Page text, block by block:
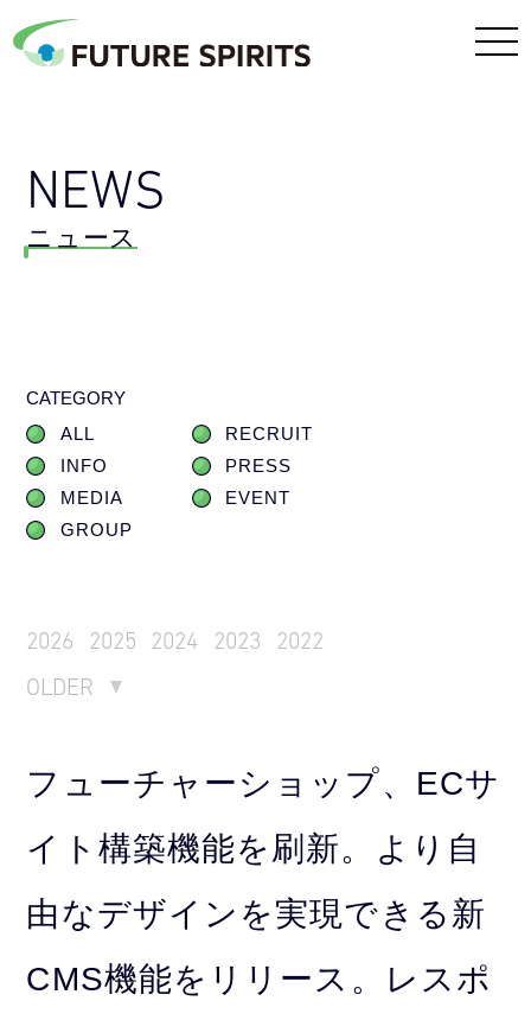
NEWS
ニュース
CATEGORY
ALL
RECRUIT
INFO
PRESS
MEDIA
EVENT
GROUP
2026 2025 2024 2023
2022
OLDER
フューチャーショップ、ECサ
イト構築機能を刷新。より自
由なデザインを実現できる新
CMS機能をリリース。レスポ